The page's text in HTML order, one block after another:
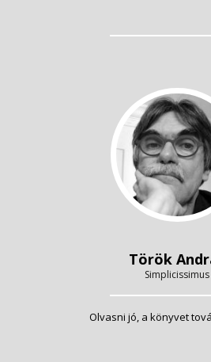
Török
Simplicissimus
Olvasni jó, a könyvet